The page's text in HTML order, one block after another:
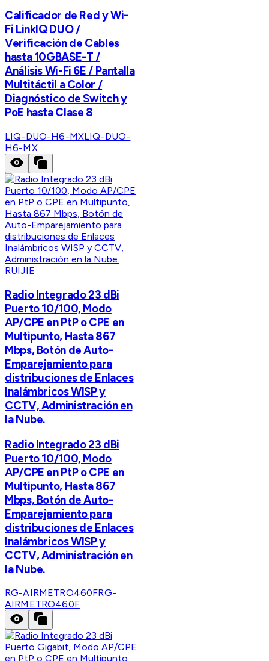
Calificador de Red y Wi-
Fi LinkIQ DUO /
Verificación de Cables
hasta 10GBASE-T /
Análisis Wi-Fi 6E / Pantalla
Multitáctil a Color /
Diagnóstico de Switch y
PoE hasta Clase 8
LIQ-DUO-H6-MXLIQ-DUO-
H6-MX
RUIJIE
Radio Integrado 23 dBi
Puerto 10/100, Modo
AP/CPE en PtP o CPE en
Multipunto, Hasta 867
Mbps, Botón de Auto-
Emparejamiento para
distribuciones de Enlaces
Inalámbricos WISP y
CCTV, Administración en
la Nube.
Radio Integrado 23 dBi
Puerto 10/100, Modo
AP/CPE en PtP o CPE en
Multipunto, Hasta 867
Mbps, Botón de Auto-
Emparejamiento para
distribuciones de Enlaces
Inalámbricos WISP y
CCTV, Administración en
la Nube.
RG-AIRMETRO460FRG-
AIRMETRO460F